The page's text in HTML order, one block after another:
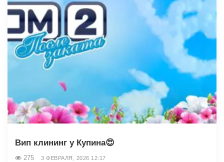
Вип клининг у Купина😍
275 3 ФЕВРАЛЯ, 2026 12:17